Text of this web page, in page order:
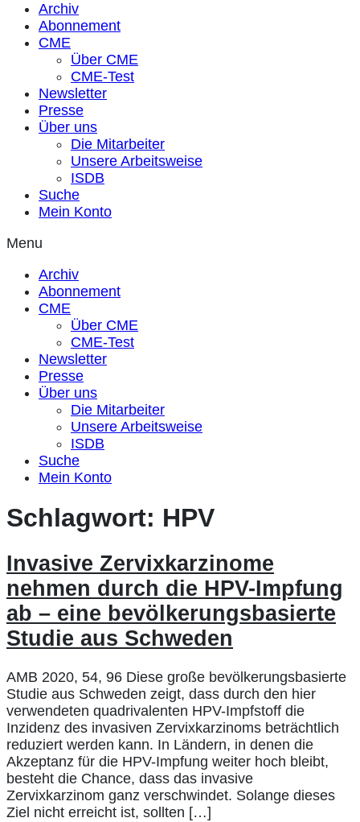
Archiv
Abonnement
CME
Über CME
CME-Test
Newsletter
Presse
Über uns
Die Mitarbeiter
Unsere Arbeitsweise
ISDB
Suche
Mein Konto
Menu
Archiv
Abonnement
CME
Über CME
CME-Test
Newsletter
Presse
Über uns
Die Mitarbeiter
Unsere Arbeitsweise
ISDB
Suche
Mein Konto
Schlagwort: HPV
Invasive Zervixkarzinome
nehmen durch die HPV-Impfung
ab – eine bevölkerungsbasierte
Studie aus Schweden
AMB 2020, 54, 96 Diese große bevölkerungsbasierte
Studie aus Schweden zeigt, dass durch den hier
verwendeten quadrivalenten HPV-Impfstoff die
Inzidenz des invasiven Zervixkarzinoms beträchtlich
reduziert werden kann. In Ländern, in denen die
Akzeptanz für die HPV-Impfung weiter hoch bleibt,
besteht die Chance, dass das invasive
Zervixkarzinom ganz verschwindet. Solange dieses
Ziel nicht erreicht ist, sollten […]